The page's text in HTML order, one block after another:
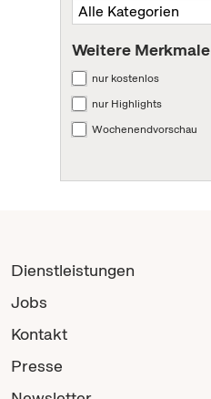
Weitere Merkmale
nur kostenlos
nur Highlights
Wochenendvorschau
Dienstleistungen
Jobs
Kontakt
Presse